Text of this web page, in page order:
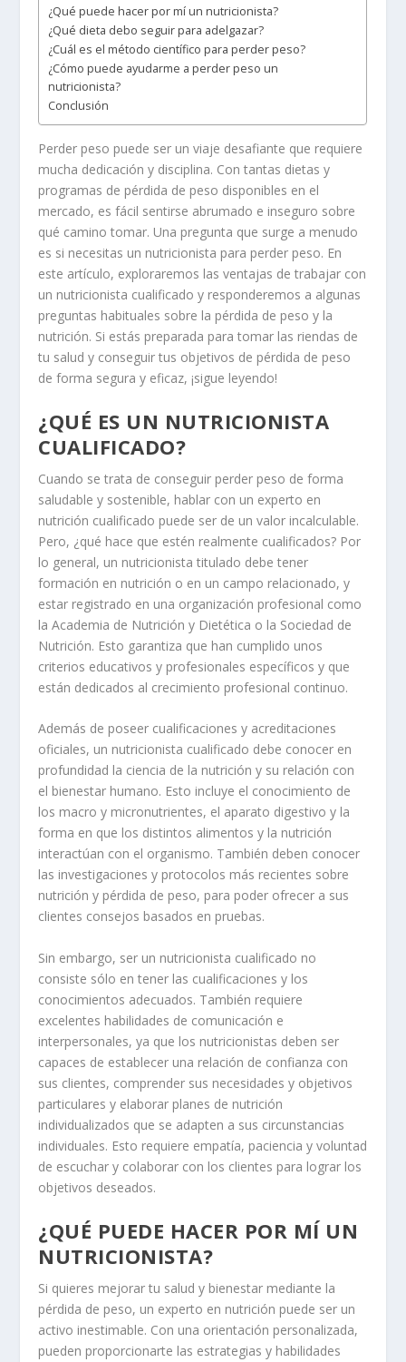
¿Qué puede hacer por mí un nutricionista?
¿Qué dieta debo seguir para adelgazar?
¿Cuál es el método científico para perder peso?
¿Cómo puede ayudarme a perder peso un
nutricionista?
Conclusión
Perder peso puede ser un viaje desafiante que requiere
mucha dedicación y disciplina. Con tantas dietas y
programas de pérdida de peso disponibles en el
mercado, es fácil sentirse abrumado e inseguro sobre
qué camino tomar. Una pregunta que surge a menudo
es si necesitas un nutricionista para perder peso. En
este artículo, exploraremos las ventajas de trabajar con
un nutricionista cualificado y responderemos a algunas
preguntas habituales sobre la pérdida de peso y la
nutrición. Si estás preparada para tomar las riendas de
tu salud y conseguir tus objetivos de pérdida de peso
de forma segura y eficaz, ¡sigue leyendo!
¿QUÉ ES UN NUTRICIONISTA
CUALIFICADO?
Cuando se trata de conseguir perder peso de forma
saludable y sostenible, hablar con un experto en
nutrición cualificado puede ser de un valor incalculable.
Pero, ¿qué hace que estén realmente cualificados? Por
lo general, un nutricionista titulado debe tener
formación en nutrición o en un campo relacionado, y
estar registrado en una organización profesional como
la Academia de Nutrición y Dietética o la Sociedad de
Nutrición. Esto garantiza que han cumplido unos
criterios educativos y profesionales específicos y que
están dedicados al crecimiento profesional continuo.
Además de poseer cualificaciones y acreditaciones
oficiales, un nutricionista cualificado debe conocer en
profundidad la ciencia de la nutrición y su relación con
el bienestar humano. Esto incluye el conocimiento de
los macro y micronutrientes, el aparato digestivo y la
forma en que los distintos alimentos y la nutrición
interactúan con el organismo. También deben conocer
las investigaciones y protocolos más recientes sobre
nutrición y pérdida de peso, para poder ofrecer a sus
clientes consejos basados en pruebas.
Sin embargo, ser un nutricionista cualificado no
consiste sólo en tener las cualificaciones y los
conocimientos adecuados. También requiere
excelentes habilidades de comunicación e
interpersonales, ya que los nutricionistas deben ser
capaces de establecer una relación de confianza con
sus clientes, comprender sus necesidades y objetivos
particulares y elaborar planes de nutrición
individualizados que se adapten a sus circunstancias
individuales. Esto requiere empatía, paciencia y voluntad
de escuchar y colaborar con los clientes para lograr los
objetivos deseados.
¿QUÉ PUEDE HACER POR MÍ UN
NUTRICIONISTA?
Si quieres mejorar tu salud y bienestar mediante la
pérdida de peso, un experto en nutrición puede ser un
activo inestimable. Con una orientación personalizada,
pueden proporcionarte las estrategias y habilidades